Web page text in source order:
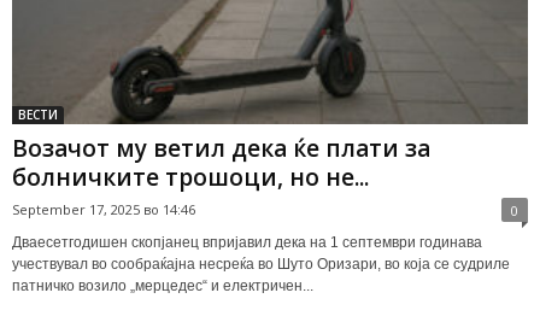
ВЕСТИ
Возачот му ветил дека ќе плати за
болничките трошоци, но не...
September 17, 2025 во 14:46 0
Дваесетгодишен скопјанец впријавил дека на 1 септември годинава
учествувал во сообраќајна несреќа во Шуто Оризари, во која се судриле
патничко возило „мерцедес“ и електричен...